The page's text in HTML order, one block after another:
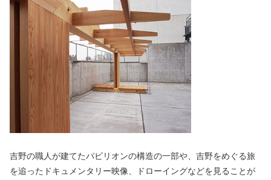
吉野の職人が建てたパビリオンの構造の一部や、吉野をめぐる旅
を追ったドキュメンタリー映像、ドローイングなどを見ることが